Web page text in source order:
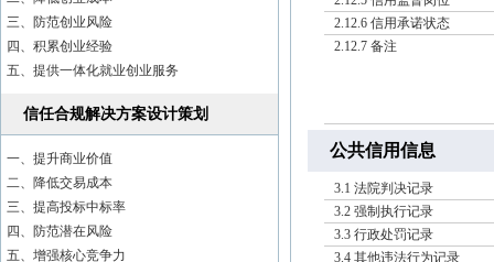
三、防范创业风险
四、积累创业经验
五、提供一体化就业创业服务
信任合规解决方案设计策划
一、提升商业价值
二、降低交易成本
三、提高投标中标率
四、防范潜在风险
五、增强核心竞争力
2.12.6 信用承诺状态
2.12.7 备注
公共信用信息
3.1 法院判决记录
3.2 强制执行记录
3.3 行政处罚记录
3.4 其他违法行为记录